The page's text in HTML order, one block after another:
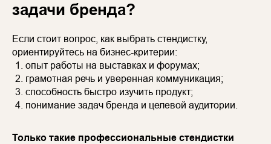
задачи бренда?
Если стоит вопрос, как выбрать стендистку,
ориентируйтесь на бизнес-критерии:
опыт работы на выставках и форумах;
грамотная речь и уверенная коммуникация;
способность быстро изучить продукт;
понимание задач бренда и целевой аудитории.
Только такие профессиональные стендистки